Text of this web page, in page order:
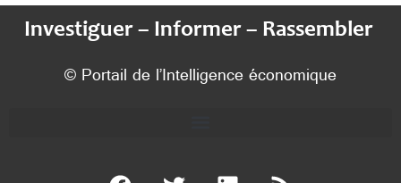
Investiguer – Informer – Rassembler
© Portail de l’Intelligence économique